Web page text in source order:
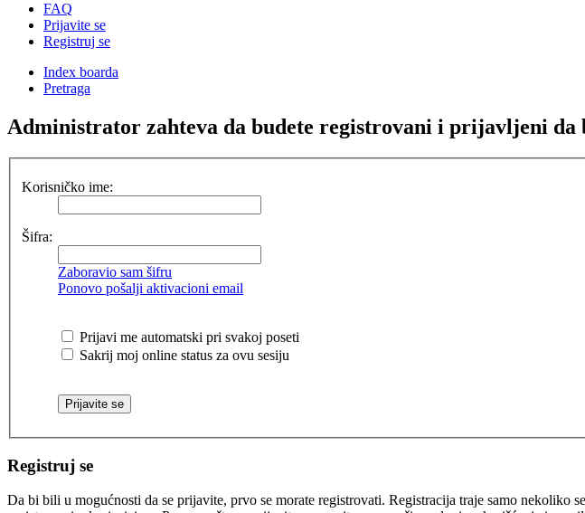
FAQ
Prijavite se
Registruj se
Index boarda
Pretraga
Administrator zahteva da budete registrovani i prijavljeni
Korisničko ime:
Šifra:
Zaboravio sam šifru
Ponovo pošalji aktivacioni email
Prijavi me automatski pri svakoj poseti
Sakrij moj online status za ovu sesiju
Registruj se
Da bi bili u mogućnosti da se prijavite, prvo se morate registrovati. Registracija traje samo